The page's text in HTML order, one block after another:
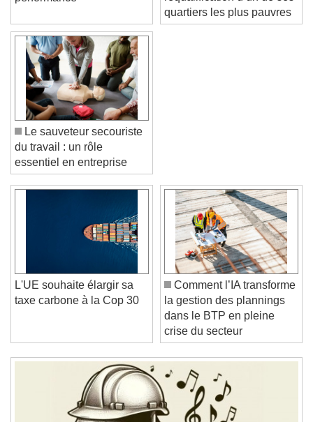
Video Player is loading.
Play Video
Skip Backward
Skip Forward
Unmute
Current Time0:00
/
Stream TypeLIVE
Seek to live, currently behind liveLIVE
Remaining Time-0:00
Playback Rate
requalification d’un de ses
quartiers les plus pauvres
Le sauveteur secouriste
du travail : un rôle
essentiel en entreprise
L'UE souhaite élargir sa
Comment l’IA transforme
la gestion des plannings
dans le BTP en pleine
crise du secteur